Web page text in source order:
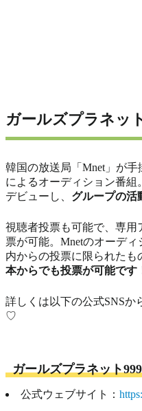
ガールズプラネッ
韓国の放送局「Mnet」が
によるオーディション番組。
デビューし、 グループの活
視聴者投票も可能で、専用
票が可能。Mnetのオーデ
内からの投票に限られたも
本からでも投票が可能です
詳しくは以下の公式SNSか
♡
ガールズプラネット
公式ウェブサイト：